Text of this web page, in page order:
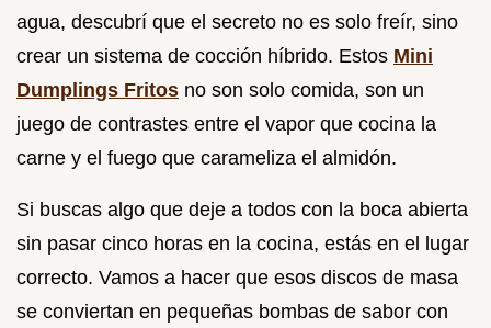
agua, descubrí que el secreto no es solo freír, sino
crear un sistema de cocción híbrido. Estos Mini
Dumplings Fritos no son solo comida, son un
juego de contrastes entre el vapor que cocina la
carne y el fuego que carameliza el almidón.
Si buscas algo que deje a todos con la boca abierta
sin pasar cinco horas en la cocina, estás en el lugar
correcto. Vamos a hacer que esos discos de masa
se conviertan en pequeñas bombas de sabor con